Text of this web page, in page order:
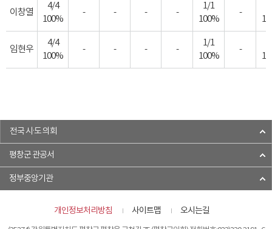
이창열
4/4
100%
- - - -
1/1
100%
-
임현우
4/4
100%
- - - -
1/1
100%
-
전국 시·도 의회
평창군 관공서
정부중앙기관
개인정보처리방침 사이트맵 오시는길